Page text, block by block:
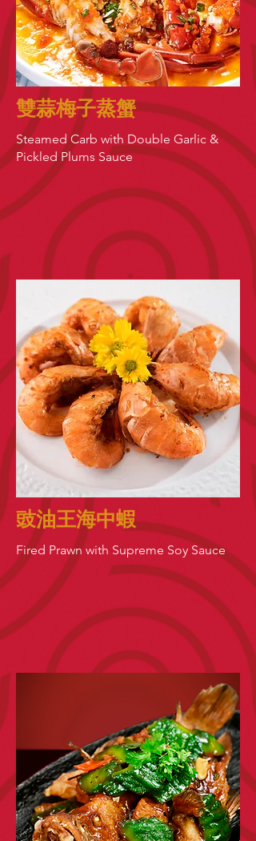
雙蒜梅子蒸蟹
Steamed Carb with Double Garlic &
Pickled Plums Sauce
豉油王海中蝦
Fired Prawn with Supreme Soy Sauce